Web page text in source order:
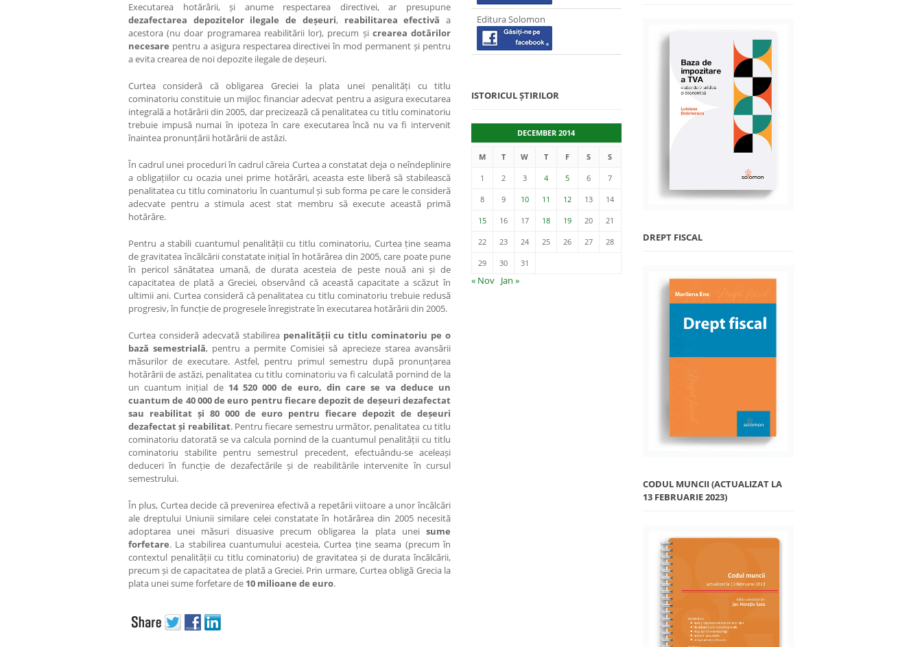
Executarea hotărârii, și anume respectarea directivei, ar presupune
dezafectarea depozitelor ilegale de deșeuri, reabilitarea efectivă a
acestora (nu doar programarea reabilitării lor), precum și crearea dotărilor
necesare pentru a asigura respectarea directivei în mod permanent și pentru
a evita crearea de noi depozite ilegale de deșeuri.
Curtea consideră că obligarea Greciei la plata unei penalități cu titlu
cominatoriu constituie un mijloc financiar adecvat pentru a asigura executarea
integrală a hotărârii din 2005, dar precizează că penalitatea cu titlu cominatoriu
trebuie impusă numai în ipoteza în care executarea încă nu va fi intervenit
înaintea pronunțării hotărârii de astăzi.
În cadrul unei proceduri în cadrul căreia Curtea a constatat deja o neîndeplinire
a obligațiilor cu ocazia unei prime hotărâri, aceasta este liberă să stabilească
penalitatea cu titlu cominatoriu în cuantumul și sub forma pe care le consideră
adecvate pentru a stimula acest stat membru să execute această primă
hotărâre.
Pentru a stabili cuantumul penalității cu titlu cominatoriu, Curtea ține seama
de gravitatea încălcării constatate inițial în hotărârea din 2005, care poate pune
în pericol sănătatea umană, de durata acesteia de peste nouă ani și de
capacitatea de plată a Greciei, observând că această capacitate a scăzut în
ultimii ani. Curtea consideră că penalitatea cu titlu cominatoriu trebuie redusă
progresiv, în funcție de progresele înregistrate în executarea hotărârii din 2005.
Curtea consideră adecvată stabilirea penalității cu titlu cominatoriu pe o
bază semestrială, pentru a permite Comisiei să aprecieze starea avansării
măsurilor de executare. Astfel, pentru primul semestru după pronunțarea
hotărârii de astăzi, penalitatea cu titlu cominatoriu va fi calculată pornind de la
un cuantum inițial de 14 520 000 de euro, din care se va deduce un
cuantum de 40 000 de euro pentru fiecare depozit de deșeuri dezafectat
sau reabilitat și 80 000 de euro pentru fiecare depozit de deșeuri
dezafectatși reabilitat. Pentru fiecare semestru următor, penalitatea cu titlu
cominatoriu datorată se va calcula pornind de la cuantumul penalității cu titlu
cominatoriu stabilite pentru semestrul precedent, efectuându-se aceleași
deduceri în funcție de dezafectările și de reabilitările intervenite în cursul
semestrului.
În plus, Curtea decide că prevenirea efectivă a repetării viitoare a unor încălcări
ale dreptului Uniunii similare celei constatate în hotărârea din 2005 necesită
adoptarea unei măsuri disuasive precum obligarea la plata unei sume
forfetare. La stabilirea cuantumului acesteia, Curtea ține seama (precum în
contextul penalității cu titlu cominatoriu) de gravitatea și de durata încălcării,
precum și de capacitatea de plată a Greciei. Prin urmare, Curtea obligă Grecia la
plata unei sume forfetare de 10 milioane de euro.
Editura Solomon
ISTORICUL ȘTIRILOR
DECEMBER 2014
M T W T F S S
1 2 3 4 5 6 7
8 9 10 11 12 13 14
15 16 17 18 19 20 21
22 23 24 25 26 27 28
29 30 31
« Nov Jan »
DREPT FISCAL
CODUL MUNCII (ACTUALIZAT LA
13 FEBRUARIE 2023)